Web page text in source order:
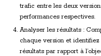
trafic entre les deux
performances respectives.
Analyser les résultats :
chaque version et
résultats par rapport à